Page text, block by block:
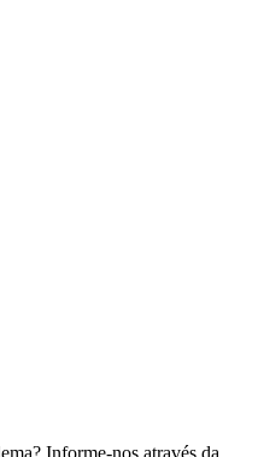
Informe-nos através da